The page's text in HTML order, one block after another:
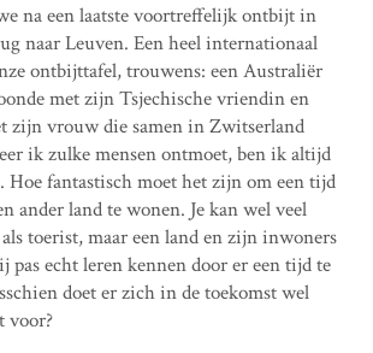
na een laatste voortreffelijk ontbijt in
naar Leuven. Een heel internationaal
ontbijttafel, trouwens: een Australiër
met zijn Tsjechische vriendin en
zijn vrouw die samen in Zwitserland
ik zulke mensen ontmoet, ben ik altijd
Hoe fantastisch moet het zijn om een tijd
ander land te wonen. Je kan wel veel
toerist, maar een land en zijn inwoners
pas echt leren kennen door er een tijd te
doet er zich in de toekomst wel
voor?